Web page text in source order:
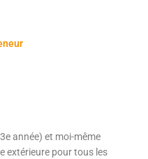
année) et moi-même
extérieure pour tous les